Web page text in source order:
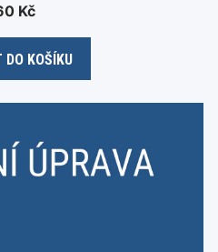
Kč
DO KOŠÍKU